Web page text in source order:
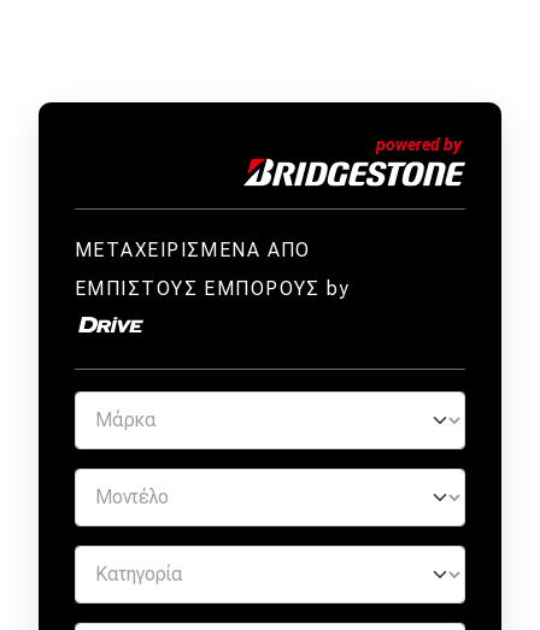
ΜΕΤΑΧΕΙΡΙΣΜΕΝΑ ΑΠΟ
ΕΜΠΙΣΤΟΥΣ ΕΜΠΟΡΟΥΣ by